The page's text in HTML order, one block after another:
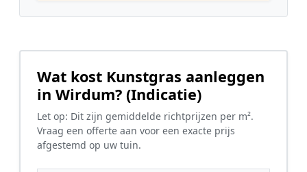
Wat kost Kunstgras aanleggen
in Wirdum? (Indicatie)
Let op: Dit zijn gemiddelde richtprijzen per m².
Vraag een offerte aan voor een exacte prijs
afgestemd op uw tuin.